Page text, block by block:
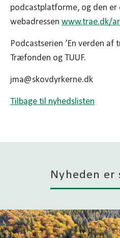
podcastplatforme, og den
webadressen www.trae.dk/
Podcastserien ’En verden
Træfonden og TUUF.
jma@skovdyrkerne.dk
Tilbage til nyhedslisten
Nyheden er